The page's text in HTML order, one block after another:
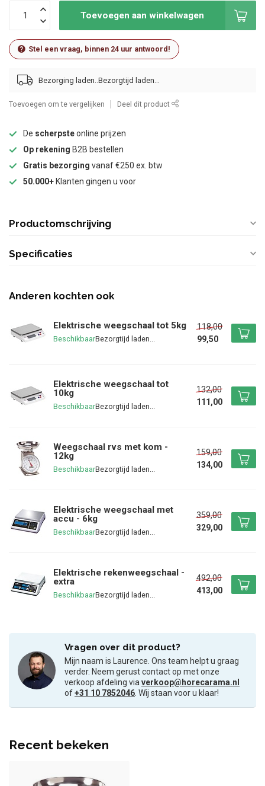
Toevoegen aan winkelwagen
Stel een vraag, binnen 24 uur antwoord!
Bezorging laden..
Toevoegen om te vergelijken Deel dit product
De scherpsteonline prijzen
Op rekening B2B bestellen
Gratis bezorging vanaf €250 ex. btw
50.000+ Klanten gingen u voor
Productomschrijving
Specificaties
Anderen kochten ook
Elektrische weegschaal tot 5kg
Beschikbaar
118,00
99,50
Elektrische weegschaal tot
10kg
Beschikbaar
132,00
111,00
Weegschaal rvs met kom -
12kg
Beschikbaar
159,00
134,00
Elektrische weegschaal met
accu - 6kg
Beschikbaar
359,00
329,00
Elektrische rekenweegschaal -
extra
Beschikbaar
492,00
413,00
Vragen over dit product?
Mijn naam is Laurence. Ons team helpt u graag
verder. Neem gerust contact op met onze
verkoop afdeling viaverkoop@horecarama.nl
of+31 10 7852046. Wij staan voor u klaar!
Recent bekeken